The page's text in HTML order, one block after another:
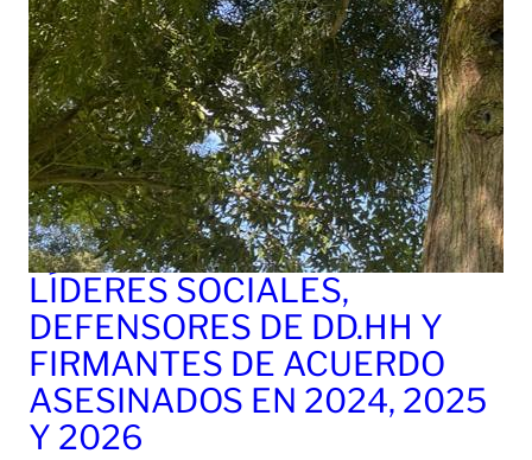
LÍDERES SOCIALES,
DEFENSORES DE DD.HH Y
FIRMANTES DE ACUERDO
ASESINADOS EN 2024, 2025
Y 2026